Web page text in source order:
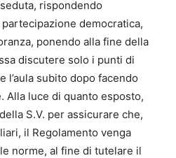
rispondendo
partecipazione democratica,
ponendo alla fine della
discutere solo i punti di
l’aula subito dopo facendo
Alla luce di quanto esposto,
S.V. per assicurare che,
il Regolamento venga
norme, al fine di tutelare il